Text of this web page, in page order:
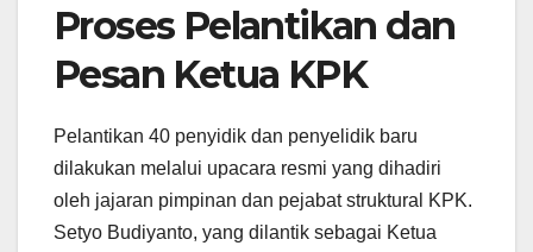
Proses Pelantikan dan
Pesan Ketua KPK
Pelantikan 40 penyidik dan penyelidik baru
dilakukan melalui upacara resmi yang dihadiri
oleh jajaran pimpinan dan pejabat struktural KPK.
Setyo Budiyanto, yang dilantik sebagai Ketua